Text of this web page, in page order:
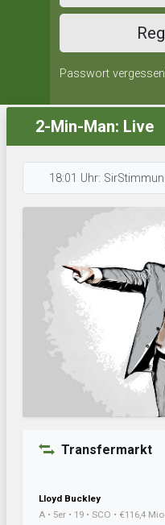
Passwort
2-Min-Man: Live
18:01 Uhr: SirStimmung
Transfermarkt
Lloyd Buckley
A • 5er • 19 • SCO • €116,4 Mio